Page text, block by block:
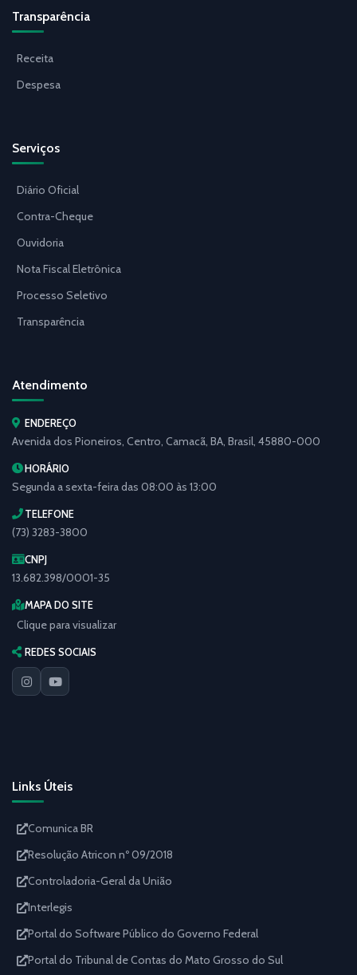
Transparência
Receita
Despesa
Serviços
Diário Oficial
Contra-Cheque
Ouvidoria
Nota Fiscal Eletrônica
Processo Seletivo
Transparência
Atendimento
ENDEREÇO
Avenida dos Pioneiros, Centro, Camacã, BA, Brasil, 45880-000
HORÁRIO
Segunda a sexta-feira das 08:00 às 13:00
TELEFONE
(73) 3283-3800
CNPJ
13.682.398/0001-35
MAPA DO SITE
Clique para visualizar
REDES SOCIAIS
Links Úteis
Comunica BR
Resolução Atricon nº 09/2018
Controladoria-Geral da União
Interlegis
Portal do Software Público do Governo Federal
Portal do Tribunal de Contas do Mato Grosso do Sul